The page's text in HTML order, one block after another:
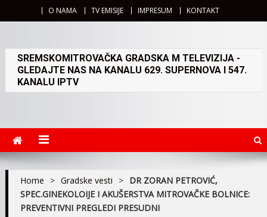
O NAMA TV EMISIJE IMPRESUM KONTAKT
SREMSKOMITROVAČKA GRADSKA M TELEVIZIJA -
GLEDAJTE NAS NA KANALU 629. SUPERNOVA I 547.
KANALU IPTV
Home > Gradske vesti > DR ZORAN PETROVIĆ,
SPEC.GINEKOLOIJE I AKUŠERSTVA MITROVAČKE BOLNICE:
PREVENTIVNI PREGLEDI PRESUDNI